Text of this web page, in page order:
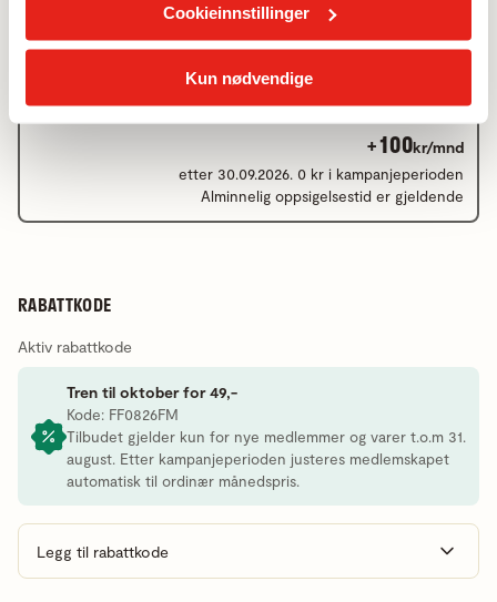
Cookieinnstillinger
Kun nødvendige
12 måneders bindingstid starter fra 30.09.2026
Uten bindingstid
+100kr/mnd
etter 30.09.2026. 0 kr i kampanjeperioden
Alminnelig oppsigelsestid er gjeldende
RABATTKODE
Aktiv rabattkode
Tren til oktober for 49,-
Kode: FF0826FM
Tilbudet gjelder kun for nye medlemmer og varer t.o.m 31.
august. Etter kampanjeperioden justeres medlemskapet
automatisk til ordinær månedspris.
Legg til rabattkode